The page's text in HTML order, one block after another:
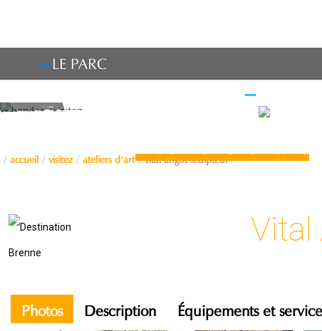
LE PARC
accueil visitez ateliers d’art
Photos Description Équipements et